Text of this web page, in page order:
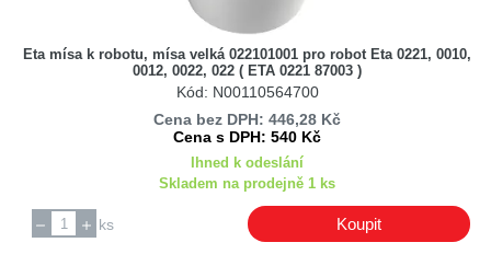
Eta mísa k robotu, mísa velká 022101001 pro robot Eta 0221, 0010,
0012, 0022, 022 ( ETA 0221 87003 )
Kód: N00110564700
Cena bez DPH: 446,28 Kč
Cena s DPH: 540 Kč
Ihned k odeslání
Skladem na prodejně 1 ks
ks Koupit